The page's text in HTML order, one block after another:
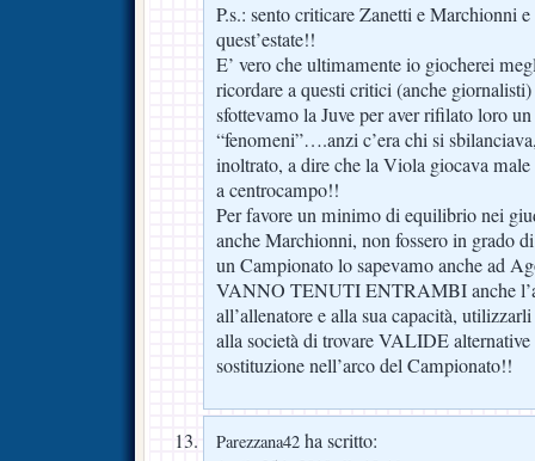
P.s.: sento criticare Zanetti e Marchionni
quest’estate!!
E’ vero che ultimamente io giocherei
ricordare a questi critici (anche
sfottevamo la Juve per aver rifilato loro
“fenomeni”….anzi c’era chi si
inoltrato, a dire che la Viola giocava
a centrocampo!!
Per favore un minimo di equilibrio nei
anche Marchionni, non fossero in grado
un Campionato lo sapevamo anche ad
VANNO TENUTI ENTRAMBI anche
all’allenatore e alla sua capacità,
alla società di trovare VALIDE
sostituzione nell’arco del Campionato!!
Parezzana42 ha scritto: